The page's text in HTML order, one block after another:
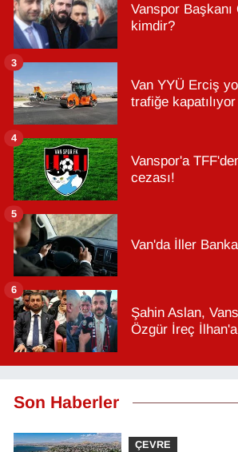
Vanspor
kimdir?
Van YYÜ Erciş
trafiğe kapatılıyor
3
Vanspor'a
cezası!
4
Van'da İller
5
Şahin Aslan,
Özgür İreç
6
Son Haberler
ÇEVRE